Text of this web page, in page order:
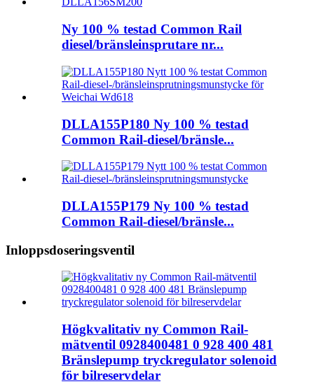
Ny 100 % testad Common Rail
diesel/bränsleinsprutare nr...
DLLA155P180 Ny 100 % testad
Common Rail-diesel/bränsle...
DLLA155P179 Ny 100 % testad
Common Rail-diesel/bränsle...
Inloppsdoseringsventil
Högkvalitativ ny Common Rail-
mätventil 0928400481 0 928 400 481
Bränslepump tryckregulator solenoid
för bilreservdelar